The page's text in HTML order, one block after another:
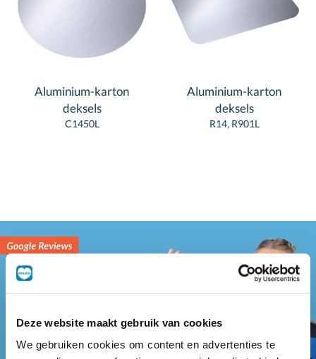
Deze website maakt gebruik van cookies
We gebruiken cookies om content en advertenties te
Aluminium-karton
deksels
C1450L
Aluminium-karton
deksels
R14, R901L